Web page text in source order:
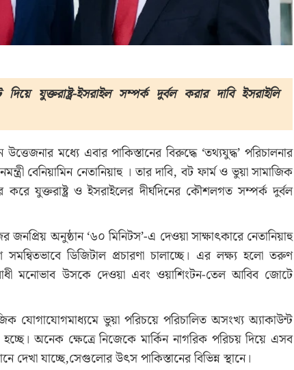
যুক্তরাষ্ট্র-ইসরাইল সম্পর্ক দুর্বল করার দাবি ইসরাইলি
মধ্যে এবার পাকিস্তানের বিরুদ্ধে ‘তথ্যযুদ্ধ’ পরিচালনার
বেনিয়ামিন নেতানিয়াহু । তার দাবি, বট ফার্ম ও ভুয়া সামাজিক
করে যুক্তরাষ্ট্র ও ইসরাইলের দীর্ঘদিনের কৌশলগত সম্পর্ক দুর্বল
জনপ্রিয় অনুষ্ঠান ‘৬০ মিনিটস’-এ দেওয়া সাক্ষাৎকারে নেতানিয়াহু
ডিজিটাল প্রচারণা চালাচ্ছে। এর লক্ষ্য হলো তরুণ
মনোভাব উসকে দেওয়া এবং ওয়াশিংটন-তেল আবিব জোটে
যোগাযোগমাধ্যমে ভুয়া পরিচয়ে পরিচালিত অসংখ্য অ্যাকাউন্ট
হচ্ছে। অনেক ক্ষেত্রে নিজেকে মার্কিন নাগরিক পরিচয় দিয়ে এসব
দেখা যাচ্ছে,সেগুলোর উৎস পাকিস্তানের বিভিন্ন স্থানে।